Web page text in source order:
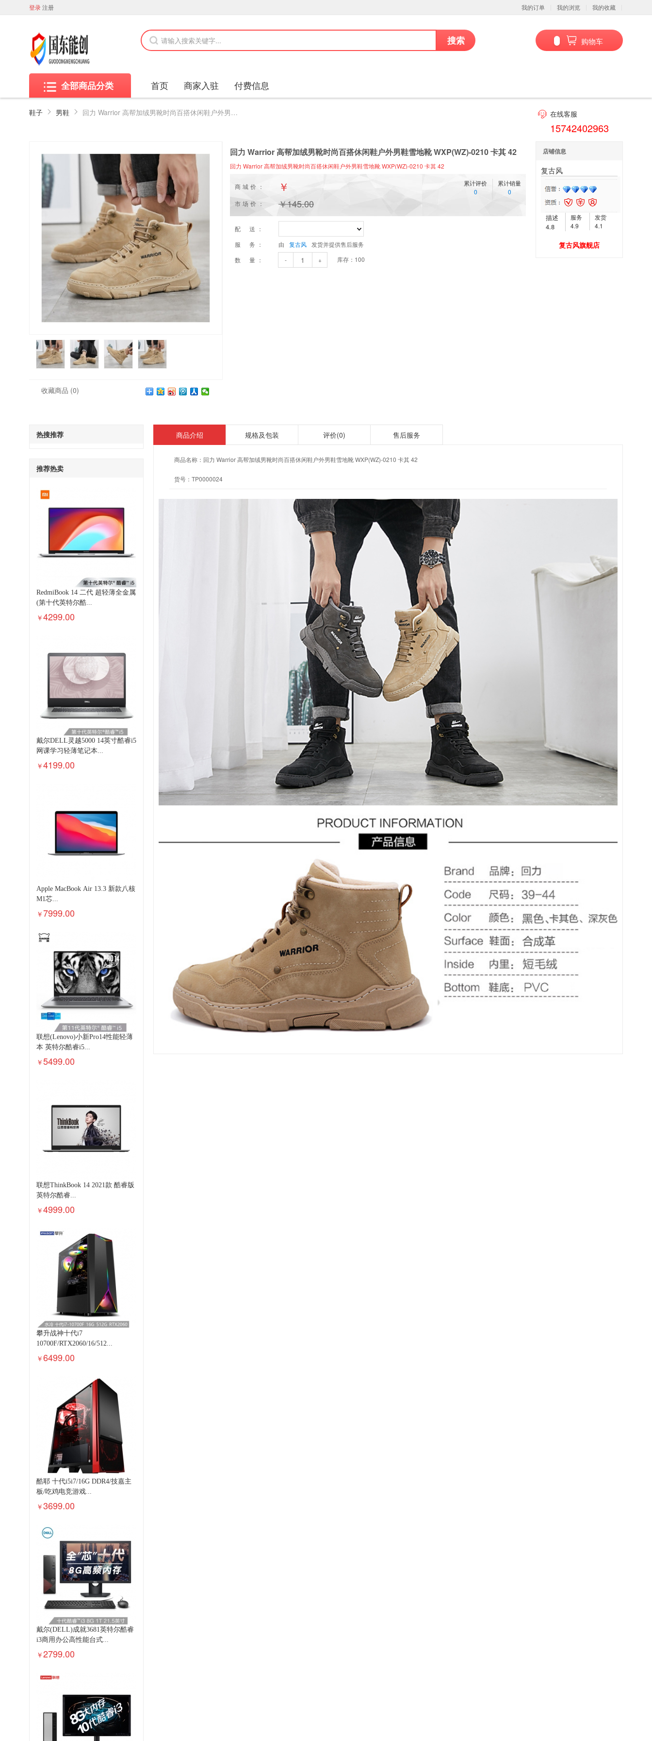
登录注册 我的订单 我的浏览 我的收藏
搜索 购物车
全部商品分类 首页 商家入驻 付费信息
鞋子 男鞋 回力 Warrior 高帮加绒男靴时尚百搭休闲鞋户外男鞋雪地靴 WXP(WZ)-0210 卡其 42 在线客服
15742402963
收藏商品 (0)
回力 Warrior 高帮加绒男靴时尚百搭休闲鞋户外男鞋雪地靴 WXP(WZ)-0210 卡其 42
回力 Warrior 高帮加绒男靴时尚百搭休闲鞋户外男鞋雪地靴 WXP(WZ)-0210 卡其 42
商城价： ￥
市场价： ￥145.00
累计评价
0
累计销量
0
配 送：
服 务：
由 复古风
发货并提供售后服务
数 量：
- + 库存： 100
店铺信息
复古风
描述
4.8
服务
4.9
发货
4.1
复古风旗舰店
热搜推荐
推荐热卖
RedmiBook 14 二代 超轻薄全金属
(第十代英特尔酷...
￥4299.00
戴尔DELL灵越5000 14英寸酷睿i5
网课学习轻薄笔记本...
￥4199.00
Apple MacBook Air 13.3 新款八核
M1芯...
￥7999.00
联想(Lenovo)小新Pro14性能轻薄
本 英特尔酷睿i5...
￥5499.00
联想ThinkBook 14 2021款 酷睿版
英特尔酷睿...
￥4999.00
攀升战神十代i7
10700F/RTX2060/16/512...
￥6499.00
酷耶 十代i5i7/16G DDR4/技嘉主
板/吃鸡电竞游戏...
￥3699.00
戴尔(DELL)成就3681英特尔酷睿
i3商用办公高性能台式...
￥2799.00
商品介绍 规格及包装 评价(0) 售后服务
商品名称： 回力 Warrior 高帮加绒男靴时尚百搭休闲鞋户外男鞋雪地靴 WXP(WZ)-0210 卡其 42
货号： TP0000024